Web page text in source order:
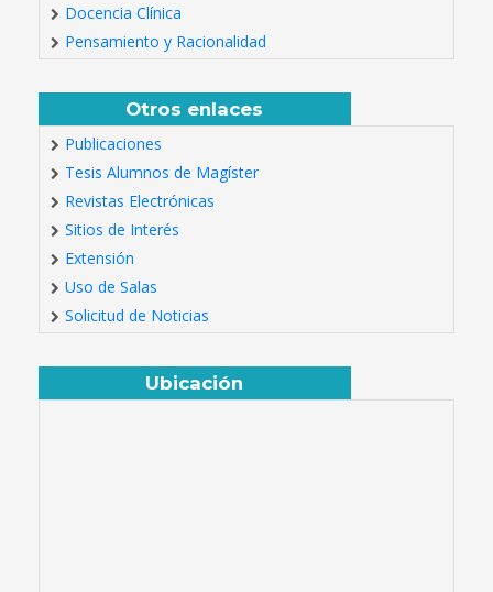
Docencia Clínica
Pensamiento y Racionalidad
Otros enlaces
Publicaciones
Tesis Alumnos de Magíster
Revistas Electrónicas
Sitios de Interés
Extensión
Uso de Salas
Solicitud de Noticias
Ubicación